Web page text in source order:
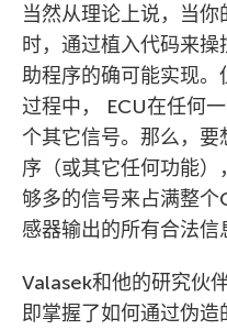
当然从理论上说，当
时，通过植入代码来
助程序的确可能实现
过程中， ECU在任何
个其它信号。那么，
序（或其它任何功能
够多的信号来占满整
感器输出的所有合法信
Valasek和他的研究伙
即掌握了如何通过伪